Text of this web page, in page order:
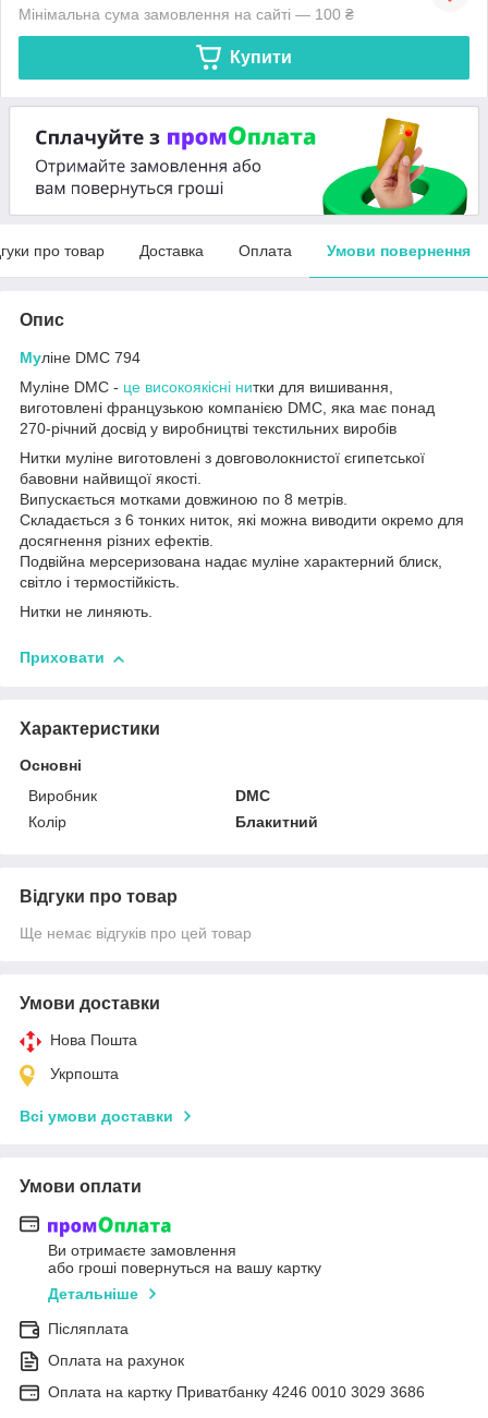
Мінімальна сума замовлення на сайті — 100 ₴
Купити
про товар Доставка Оплата Умови повернення
Опис
Муліне DMC 794
Муліне DMC - це високоякісні нитки для вишивання,
виготовлені французькою компанією DMC, яка має понад
270-річний досвід у виробництві текстильних виробів
Нитки муліне виготовлені з довговолокнистої єгипетської
бавовни найвищої якості.
Випускається мотками довжиною по 8 метрів.
Складається з 6 тонких ниток, які можна виводити окремо для
досягнення різних ефектів.
Подвійна мерсеризована надає муліне характерний блиск,
світло і термостійкість.
Нитки не линяють.
Приховати
Характеристики
Основні
Виробник
DMC
Колір
Блакитний
Відгуки про товар
Ще немає відгуків про цей товар
Умови доставки
Нова Пошта
Укрпошта
Всі умови доставки
Умови оплати
Ви отримаєте замовлення
або гроші повернуться на вашу картку
Детальніше
Післяплата
Оплата на рахунок
Оплата на картку Приватбанку 4246 0010 3029 3686